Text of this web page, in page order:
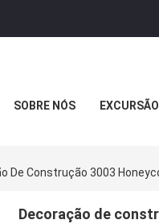
SOBRE NÓS
De Construção 3003
Decoração de